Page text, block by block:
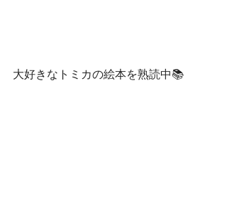
大好きなトミカの絵本を熟読中📚